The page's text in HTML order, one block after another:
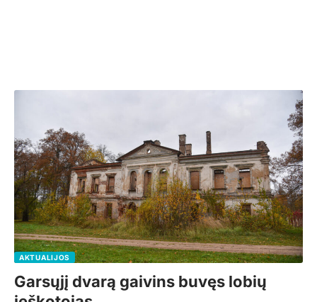
AKTUALIJOS
Garsųjį dvarą gaivins buvęs lobių